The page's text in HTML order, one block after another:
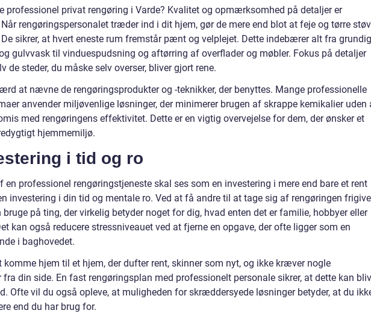
professionel privat rengøring i Varde? Kvalitet og opmærksomhed på detaljer er
rengøringspersonalet træder ind i dit hjem, gør de mere end blot at feje og tørre
sikrer, at hvert eneste rum fremstår pænt og velplejet. Dette indebærer alt fra grundig
gulvvask til vinduespudsning og aftørring af overflader og møbler. Fokus på detaljer
de steder, du måske selv overser, bliver gjort rene.
at nævne de rengøringsprodukter og -teknikker, der benyttes. Mange professionelle
anvender miljøvenlige løsninger, der minimerer brugen af skrappe kemikalier uden
med rengøringens effektivitet. Dette er en vigtig overvejelse for dem, der ønsker et
hjemmemiljø.
i tid og ro
en professionel rengøringstjeneste skal ses som en investering i mere end bare et rent
investering i din tid og mentale ro. Ved at få andre til at tage sig af rengøringen
bruge på ting, der virkelig betyder noget for dig, hvad enten det er familie, hobbyer eller
kan også reducere stressniveauet ved at fjerne en opgave, der ofte ligger som en
i baghovedet.
komme hjem til et hjem, der dufter rent, skinner som nyt, og ikke kræver nogle
fra din side. En fast rengøringsplan med professionelt personale sikrer, at dette kan
Ofte vil du også opleve, at muligheden for skræddersyede løsninger betyder, at du
end du har brug for.